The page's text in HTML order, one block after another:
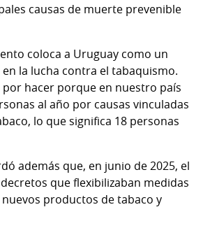
causas de muerte prevenible
coloca a Uruguay como un
la lucha contra el tabaquismo.
hacer porque en nuestro país
al año por causas vinculadas
lo que significa 18 personas
además que, en junio de 2025, el
que flexibilizaban medidas
productos de tabaco y